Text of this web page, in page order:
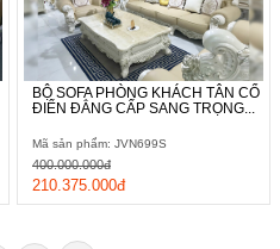
BỘ SOFA PHÒNG KHÁCH TÂN CỔ
ĐIỂN ĐẲNG CẤP SANG TRỌNG...
Mã sản phẩm: JVN699S
210.375.000đ
400.000.000đ